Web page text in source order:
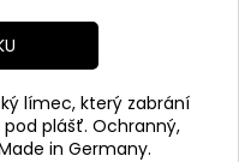
límec, který zabrání
plášť. Ochranný,
in Germany.